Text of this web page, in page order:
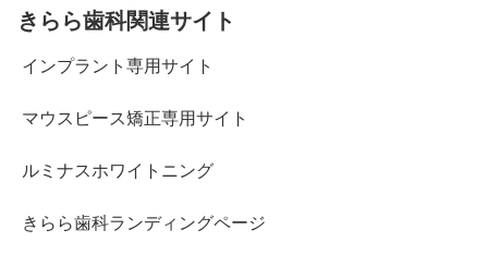
きらら歯科関連サイト
インプラント専用サイト
マウスピース矯正専用サイト
ルミナスホワイトニング
きらら歯科ランディングページ